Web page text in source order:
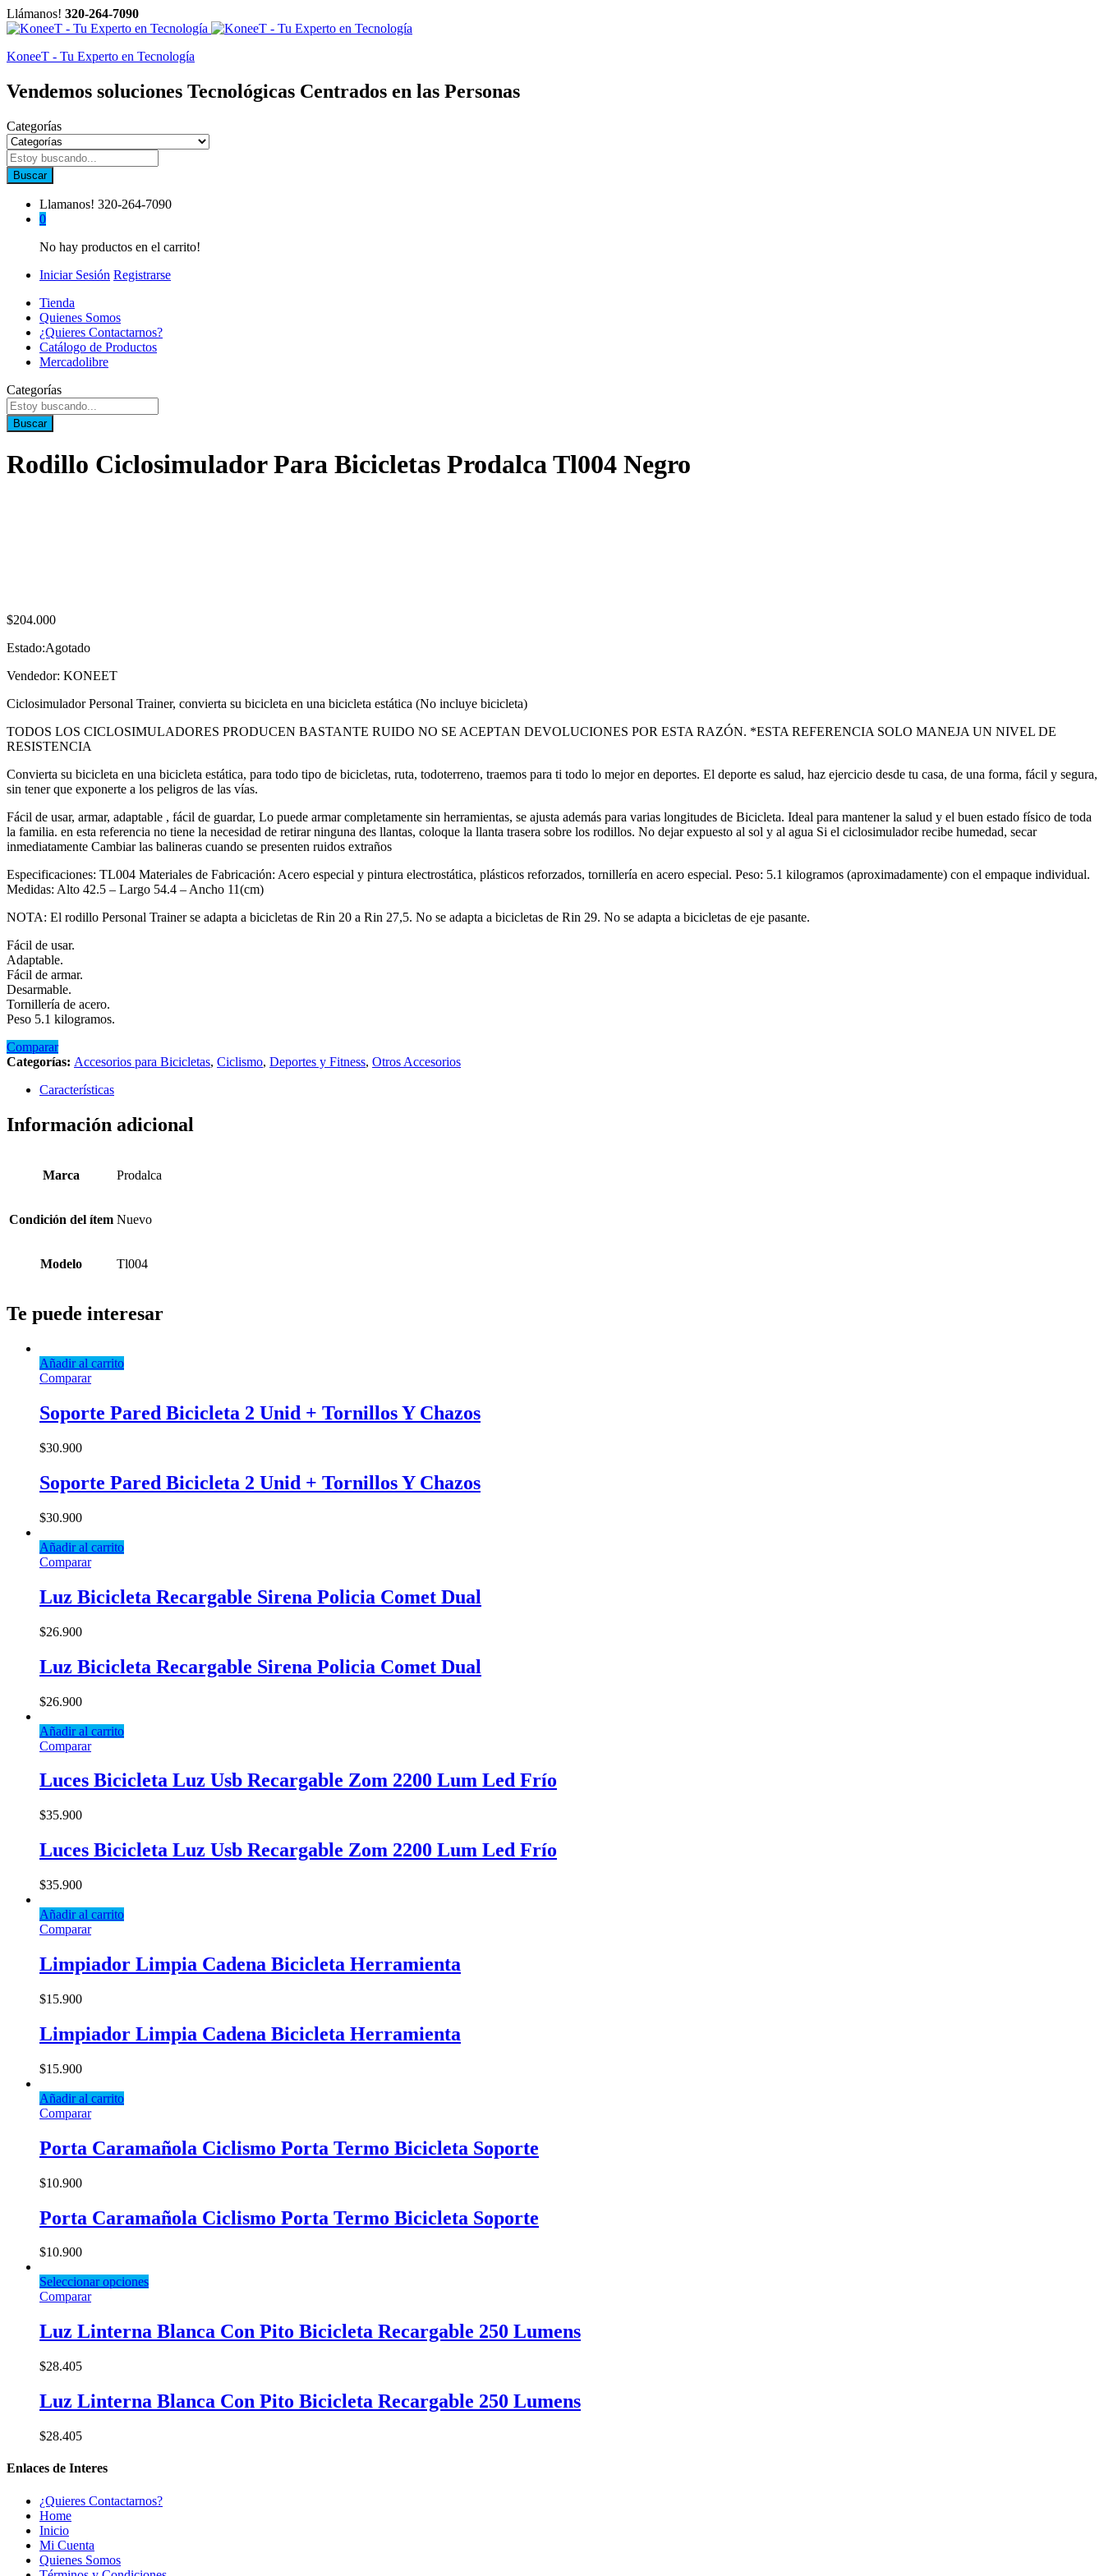
Llámanos! 320-264-7090
KoneeT - Tu Experto en Tecnología
Vendemos soluciones Tecnológicas Centrados en las Personas
Categorías
Buscar
Llamanos! 320-264-7090
0
No hay productos en el carrito!
Iniciar Sesión Registrarse
Tienda
Quienes Somos
¿Quieres Contactarnos?
Catálogo de Productos
Mercadolibre
Categorías
Buscar
Rodillo Ciclosimulador Para Bicicletas Prodalca Tl004 Negro
$204.000
Estado:Agotado
Vendedor: KONEET
Ciclosimulador Personal Trainer, convierta su bicicleta en una bicicleta estática (No incluye bicicleta)
TODOS LOS CICLOSIMULADORES PRODUCEN BASTANTE RUIDO NO SE ACEPTAN DEVOLUCIONES POR ESTA RAZÓN. *ESTA REFERENCIA SOLO MANEJA UN NIVEL DE
RESISTENCIA
Convierta su bicicleta en una bicicleta estática, para todo tipo de bicicletas, ruta, todoterreno, traemos para ti todo lo mejor en deportes. El deporte es salud, haz ejercicio desde tu casa, de una forma, fácil y segura,
sin tener que exponerte a los peligros de las vías.
Fácil de usar, armar, adaptable , fácil de guardar, Lo puede armar completamente sin herramientas, se ajusta además para varias longitudes de Bicicleta. Ideal para mantener la salud y el buen estado físico de toda
la familia. en esta referencia no tiene la necesidad de retirar ninguna des llantas, coloque la llanta trasera sobre los rodillos. No dejar expuesto al sol y al agua Si el ciclosimulador recibe humedad, secar
inmediatamente Cambiar las balineras cuando se presenten ruidos extraños
Especificaciones: TL004 Materiales de Fabricación: Acero especial y pintura electrostática, plásticos reforzados, tornillería en acero especial. Peso: 5.1 kilogramos (aproximadamente) con el empaque individual.
Medidas: Alto 42.5 – Largo 54.4 – Ancho 11(cm)
NOTA: El rodillo Personal Trainer se adapta a bicicletas de Rin 20 a Rin 27,5. No se adapta a bicicletas de Rin 29. No se adapta a bicicletas de eje pasante.
Fácil de usar.
Adaptable.
Fácil de armar.
Desarmable.
Tornillería de acero.
Peso 5.1 kilogramos.
Comparar
Categorías: Accesorios para Bicicletas, Ciclismo, Deportes y Fitness, Otros Accesorios
Características
Información adicional
Marca Prodalca
Condición del ítem Nuevo
Modelo Tl004
Te puede interesar
Añadir al carrito
Comparar
Soporte Pared Bicicleta 2 Unid + Tornillos Y Chazos
$30.900
Soporte Pared Bicicleta 2 Unid + Tornillos Y Chazos
$30.900
Añadir al carrito
Comparar
Luz Bicicleta Recargable Sirena Policia Comet Dual
$26.900
Luz Bicicleta Recargable Sirena Policia Comet Dual
$26.900
Añadir al carrito
Comparar
Luces Bicicleta Luz Usb Recargable Zom 2200 Lum Led Frío
$35.900
Luces Bicicleta Luz Usb Recargable Zom 2200 Lum Led Frío
$35.900
Añadir al carrito
Comparar
Limpiador Limpia Cadena Bicicleta Herramienta
$15.900
Limpiador Limpia Cadena Bicicleta Herramienta
$15.900
Añadir al carrito
Comparar
Porta Caramañola Ciclismo Porta Termo Bicicleta Soporte
$10.900
Porta Caramañola Ciclismo Porta Termo Bicicleta Soporte
$10.900
Seleccionar opciones
Comparar
Luz Linterna Blanca Con Pito Bicicleta Recargable 250 Lumens
$28.405
Luz Linterna Blanca Con Pito Bicicleta Recargable 250 Lumens
$28.405
Enlaces de Interes
¿Quieres Contactarnos?
Home
Inicio
Mi Cuenta
Quienes Somos